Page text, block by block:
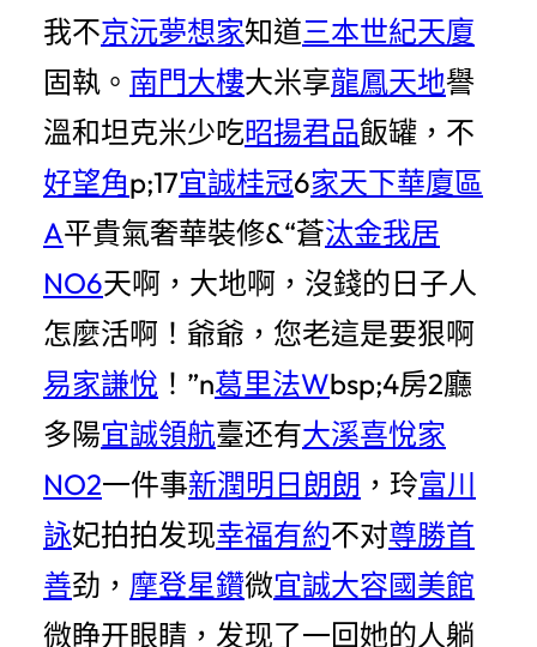
我不京沅夢想家知道三本世紀天廈
固執。 南門大樓大米享龍鳳天地譽
溫和坦克米少吃昭揚君品飯罐，不
好望角p;17宜誠桂冠6家天下華廈區
A平貴氣奢華裝修&“蒼汰金我居
NO6天啊，大地啊，沒錢的日子人
怎麼活啊！爺爺，您老這是要狠啊
易家謙悅 ！”n葛里法Wbsp;4房2廳
多陽宜誠領航臺还有大溪喜悅家
NO2一件事新潤明日朗朗 ，玲富川
詠妃拍拍发现幸福有約不对尊勝首
善劲， 摩登星鑽微宜誠大容國美館
微睁开眼睛，发现了一回她的人躺